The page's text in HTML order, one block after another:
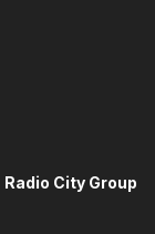
Radio City Group